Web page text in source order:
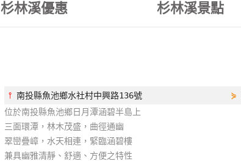
杉林溪優惠 杉林溪景點
⫯ 南投縣魚池鄉水社村中興路136號 ⋟
位於南投縣魚池鄉日月潭涵碧半島上
三面環潭，林木茂盛，曲徑通幽
翠巒疊嶂，水天相連，緊臨涵碧樓
兼具幽雅清靜、舒適、方便之特性